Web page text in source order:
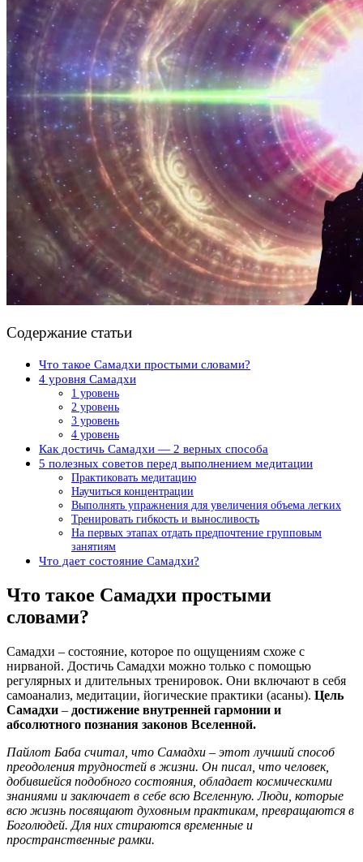
Содержание статьи
Что такое Самадхи простыми словами?
4 уровня Самадхи
1 уровень
2 уровень
3 уровень
4 уровень
Как достичь Самадхи — 2 верных способа
5 полезных советов перед выполнением медитации
Практиковать медитацию
Научиться концентрации
Выполнять упражнения для увеличения объема легких
Тренировать гибкость и выносливость
На первых этапах отдать предпочтение групповым
занятиям
Что дает состояние Самадхи?
Что такое Самадхи простыми
словами?
Самадхи – состояние, которое по ощущениям схоже с
нирваной. Достичь Самадхи можно только с помощью
регулярных и длительных тренировок. Они включают в себя
самоанализ, медитации, йогические практики (асаны). Цель
Самадхи – достижение внутренней гармонии и
абсолютного познания законов Вселенной.
Пайлот Баба считал, что Самадхи – этот лучший способ
преодоления трудностей в жизни. Он писал, что человек,
добившейся подобного состояния, обладает космическими
знаниями и заключает в себе всю Вселенную. Люди, которые
всю жизнь посвящают духовным практикам, превращаются в
Боголюдей. Для них стираются временные и
пространственные рамки.